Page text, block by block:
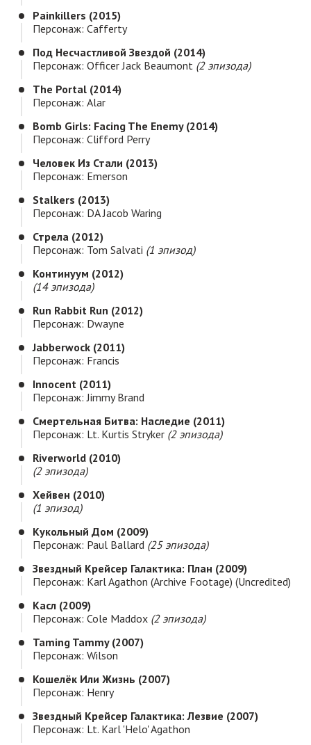
Painkillers (2015)
Персонаж: Cafferty
Под Несчастливой Звездой (2014)
Персонаж: Officer Jack Beaumont (2 эпизода)
The Portal (2014)
Персонаж: Alar
Bomb Girls: Facing The Enemy (2014)
Персонаж: Clifford Perry
Человек Из Стали (2013)
Персонаж: Emerson
Stalkers (2013)
Персонаж: DA Jacob Waring
Стрела (2012)
Персонаж: Tom Salvati (1 эпизод)
Континуум (2012)
(14 эпизода)
Run Rabbit Run (2012)
Персонаж: Dwayne
Jabberwock (2011)
Персонаж: Francis
Innocent (2011)
Персонаж: Jimmy Brand
Смертельная Битва: Наследие (2011)
Персонаж: Lt. Kurtis Stryker (2 эпизода)
Riverworld (2010)
(2 эпизода)
Хейвен (2010)
(1 эпизод)
Кукольный Дом (2009)
Персонаж: Paul Ballard (25 эпизода)
Звездный Крейсер Галактика: План (2009)
Персонаж: Karl Agathon (archive Footage) (uncredited)
Касл (2009)
Персонаж: Cole Maddox (2 эпизода)
Taming Tammy (2007)
Персонаж: Wilson
Кошелёк Или Жизнь (2007)
Персонаж: Henry
Звездный Крейсер Галактика: Лезвие (2007)
Персонаж: Lt. Karl 'Helo' Agathon